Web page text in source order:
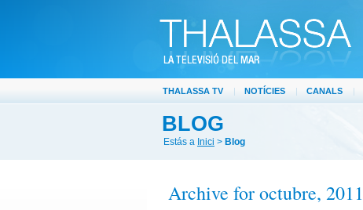
THALASSA TV | NOTÍCIES | CANALS |
BLOG
Estás a Inici > Blog
Archive for octubre, 2011